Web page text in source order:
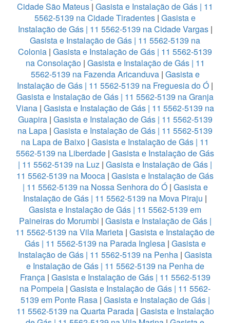
Cidade São Mateus | Gasista e Instalação de Gás | 11
5562-5139 na Cidade Tiradentes | Gasista e
Instalação de Gás | 11 5562-5139 na Cidade Vargas |
Gasista e Instalação de Gás | 11 5562-5139 na
Colonia | Gasista e Instalação de Gás | 11 5562-5139
na Consolação | Gasista e Instalação de Gás | 11
5562-5139 na Fazenda Aricanduva| Gasista e
Instalação de Gás | 11 5562-5139 na Freguesia do Ó |
Gasista e Instalação de Gás | 11 5562-5139 na Granja
Viana | Gasista e Instalação de Gás | 11 5562-5139 na
Guapira| Gasista e Instalação de Gás | 11 5562-5139
na Lapa | Gasista e Instalação de Gás | 11 5562-5139
na Lapa de Baixo | Gasista e Instalação de Gás | 11
5562-5139 na Liberdade | Gasista e Instalação de Gás
| 11 5562-5139 na Luz | Gasista e Instalação de Gás |
11 5562-5139 na Mooca | Gasista e Instalação de Gás
| 11 5562-5139 na Nossa Senhora do Ó| Gasista e
Instalação de Gás | 11 5562-5139 na Mova Piraju |
Gasista e Instalação de Gás | 11 5562-5139 em
Paineiras do Morumbi | Gasista e Instalação de Gás |
11 5562-5139 na Vila Marieta | Gasista e Instalação de
Gás | 11 5562-5139 na Parada Inglesa | Gasista e
Instalação de Gás | 11 5562-5139 na Penha | Gasista
e Instalação de Gás | 11 5562-5139 na Penha de
França | Gasista e Instalação de Gás | 11 5562-5139
na Pompeia | Gasista e Instalação de Gás | 11 5562-
5139 em Ponte Rasa| Gasista e Instalação de Gás |
11 5562-5139 na Quarta Parada| Gasista e Instalação